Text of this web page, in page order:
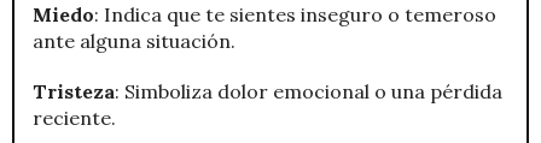
Miedo: Indica que te sientes inseguro o temeroso
ante alguna situación.
Tristeza: Simboliza dolor emocional o una pérdida
reciente.